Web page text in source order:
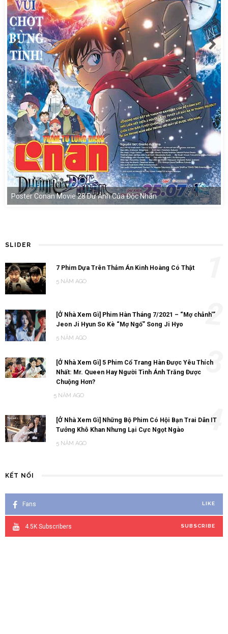
Poster Conan Movie 28 Dư Ảnh Của Độc Nhãn
SLIDER
7 Phim Dựa Trên Thảm Án Kinh Hoàng Có Thật
5 NĂM AGO
[Ở Nhà Xem Gì] Phim Hàn Tháng 7/2021 – “Mợ chảnh'”
Jeon Ji Hyun So Kè “Mợ Ngố” Song Ji Hyo
5 NĂM AGO
2
[Ở Nhà Xem Gì] 5 Phim Cổ Trang Hàn Được Yêu Thích
Nhất: Mr. Queen Hay Người Tình Ánh Trăng Được
Chuộng Hơn?
5 NĂM AGO
3
[Ở Nhà Xem Gì] Những Bộ Phim Có Hội Bạn Trai Dân IT
Tưởng Khô Khan Nhưng Lại Cực Ngọt Ngào
5 NĂM AGO
4
KẾT NỐI
Fans LIKE
4.5K Subscribers SUBSCRIBE